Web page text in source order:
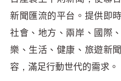
新聞匯流的平台。提供即
社會、地方、兩岸、國際
樂、生活、健康、旅遊新
容，滿足行動世代的需求。